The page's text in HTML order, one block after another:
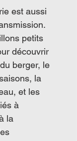
est aussi
petits
découvrir
berger, le
la
et les
à
la